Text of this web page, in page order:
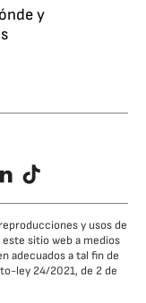
y
TikTok
y usos de
sitio web a medios
adecuados a tal fin de
ley 24/2021, de 2 de